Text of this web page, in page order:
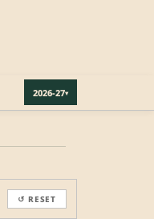
2026-27▾
↺ RESET